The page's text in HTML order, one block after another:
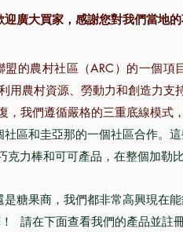
迎廣大買家，感謝您對我們當地
盟的農村社區（ARC）的一個項
用農村資源、勞動力和創造力
我們遵循嚴格的三重底線模式
區和圭亞那的一個社區合作。
克力棒和可可產品，在整個加勒
糖果商，我們都非常高興現在
請在下面查看我們的產品並註